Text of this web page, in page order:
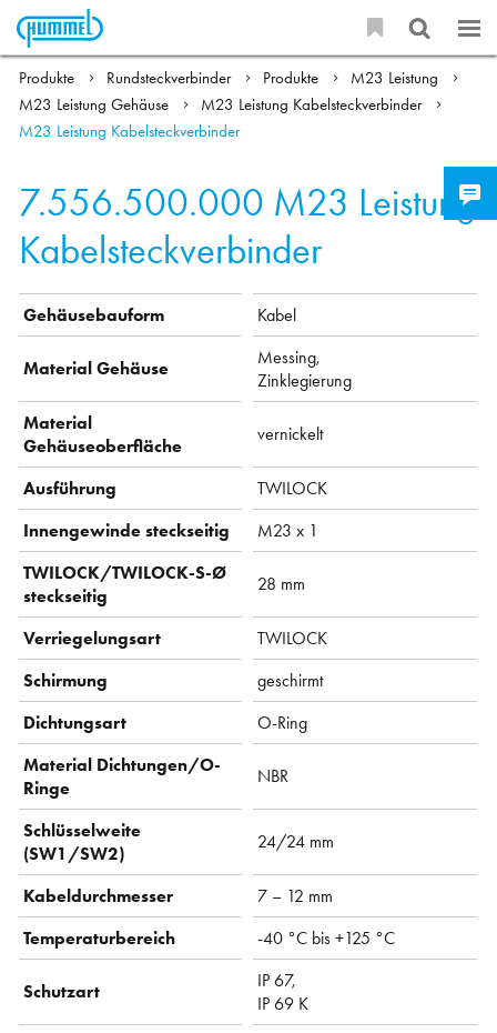
Produkte Rundsteckverbinder Produkte
M23 Leistung
M23 Leistung Gehäuse
M23 Leistung Kabelsteckverbinder
M23 Leistung Kabelsteckverbinder
7.556.500.000 M23 Leistung
Kabelsteckverbinder
Gehäusebauform Kabel
Material Gehäuse
Messing,
Zinklegierung
Material
Gehäuseoberfläche
vernickelt
Ausführung
TWILOCK
Innengewinde steckseitig
M23 x 1
TWILOCK/TWILOCK-S-Ø
steckseitig
28 mm
Verriegelungsart
TWILOCK
Schirmung
geschirmt
Dichtungsart
O-Ring
Material Dichtungen/O-
Ringe
NBR
Schlüsselweite
(SW1/SW2)
24/24 mm
Kabeldurchmesser
7 – 12 mm
Temperaturbereich
-40 °C bis +125 °C
Schutzart
IP 67,
IP 69 K